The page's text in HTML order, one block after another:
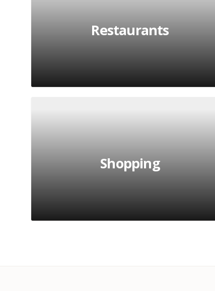
Restaurants
Shopping